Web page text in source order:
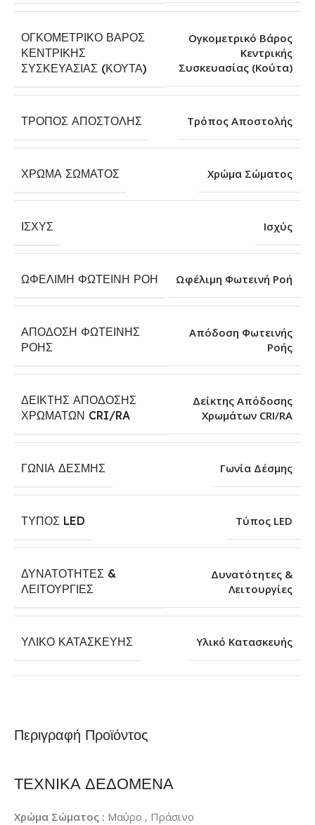
Περιγραφή Προϊόντος
ΤΕΧΝΙΚΑ ΔΕΔΟΜΕΝΑ
Χρώμα Σώματος : Μαύρο , Πράσινο
ΟΓΚΟΜΕΤΡΙΚΌ ΒΆΡΟΣ
ΚΕΝΤΡΙΚΉΣ
ΣΥΣΚΕΥΑΣΊΑΣ (ΚΟΎΤΑ)
Ογκομετρικό Βάρος
Κεντρικής
Συσκευασίας (Κούτα)
ΤΡΌΠΟΣ ΑΠΟΣΤΟΛΉΣ Τρόπος Αποστολής
ΧΡΏΜΑ ΣΏΜΑΤΟΣ Χρώμα Σώματος
ΙΣΧΎΣ Ισχύς
ΩΦΈΛΙΜΗ ΦΩΤΕΙΝΉ ΡΟΉ Ωφέλιμη Φωτεινή Ροή
ΑΠΌΔΟΣΗ ΦΩΤΕΙΝΉΣ
ΡΟΉΣ
Απόδοση Φωτεινής
Ροής
ΔΕΊΚΤΗΣ ΑΠΌΔΟΣΗΣ
ΧΡΩΜΆΤΩΝ CRI/RA
Δείκτης Απόδοσης
Χρωμάτων CRI/RA
ΓΩΝΊΑ ΔΈΣΜΗΣ Γωνία Δέσμης
ΤΎΠΟΣ LED Τύπος LED
ΔΥΝΑΤΌΤΗΤΕΣ &
ΛΕΙΤΟΥΡΓΊΕΣ
Δυνατότητες &
Λειτουργίες
ΥΛΙΚΌ ΚΑΤΑΣΚΕΥΉΣ Υλικό Κατασκευής